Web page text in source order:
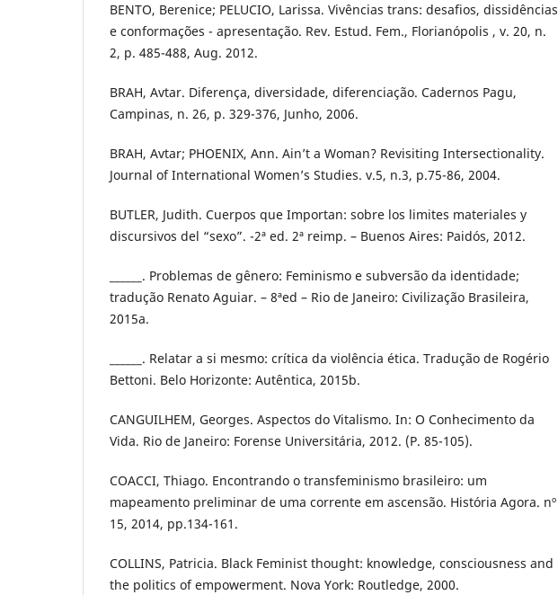
BENTO, Berenice; PELUCIO, Larissa. Vivências trans: desafios, dissidências
e conformações - apresentação. Rev. Estud. Fem., Florianópolis , v. 20, n.
2, p. 485-488, Aug. 2012.
BRAH, Avtar. Diferença, diversidade, diferenciação. Cadernos Pagu,
Campinas, n. 26, p. 329-376, Junho, 2006.
BRAH, Avtar; PHOENIX, Ann. Ain’t a Woman? Revisiting Intersectionality.
Journal of International Women’s Studies. v.5, n.3, p.75-86, 2004.
BUTLER, Judith. Cuerpos que Importan: sobre los limites materiales y
discursivos del “sexo”. -2ª ed. 2ª reimp. – Buenos Aires: Paidós, 2012.
______. Problemas de gênero: Feminismo e subversão da identidade;
tradução Renato Aguiar. – 8ªed – Rio de Janeiro: Civilização Brasileira,
2015a.
______. Relatar a si mesmo: crítica da violência ética. Tradução de Rogério
Bettoni. Belo Horizonte: Autêntica, 2015b.
CANGUILHEM, Georges. Aspectos do Vitalismo. In: O Conhecimento da
Vida. Rio de Janeiro: Forense Universitária, 2012. (P. 85-105).
COACCI, Thiago. Encontrando o transfeminismo brasileiro: um
mapeamento preliminar de uma corrente em ascensão. História Agora. nº
15, 2014, pp.134-161.
COLLINS, Patricia. Black Feminist thought: knowledge, consciousness and
the politics of empowerment. Nova York: Routledge, 2000.